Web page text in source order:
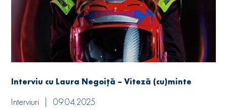
Interviu cu Laura Negoiță – Viteză (cu)minte
Interviuri 09.04.2025